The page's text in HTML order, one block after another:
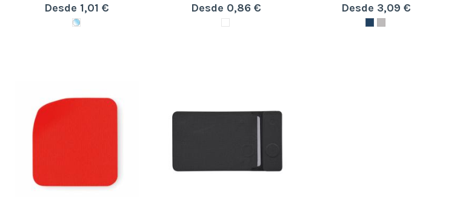
Desde 1,01 € Desde 0,86 € Desde 3,09 €